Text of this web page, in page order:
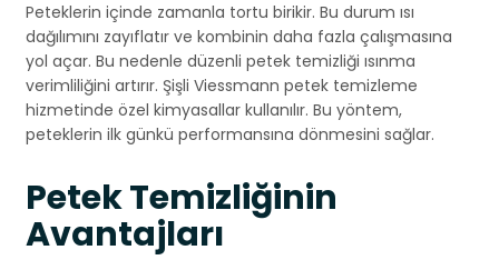
Peteklerin içinde zamanla tortu birikir. Bu durum ısı
dağılımını zayıflatır ve kombinin daha fazla çalışmasına
yol açar. Bu nedenle düzenli petek temizliği ısınma
verimliliğini artırır. Şişli Viessmann petek temizleme
hizmetinde özel kimyasallar kullanılır. Bu yöntem,
peteklerin ilk günkü performansına dönmesini sağlar.
Petek Temizliğinin
Avantajları